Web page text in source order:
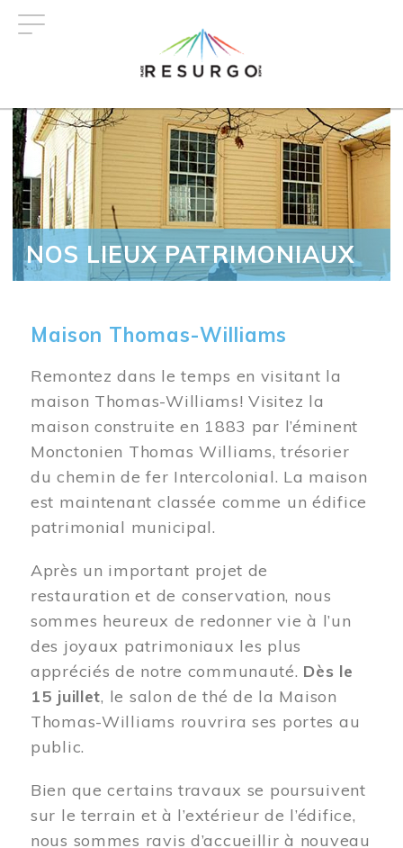
NOS LIEUX PATRIMONIAUX
Maison Thomas-Williams
Remontez dans le temps en visitant la
maison Thomas-Williams! Visitez la
maison construite en 1883 par l’éminent
Monctonien Thomas Williams, trésorier
du chemin de fer Intercolonial. La maison
est maintenant classée comme un édifice
patrimonial municipal.
Après un important projet de
restauration et de conservation, nous
sommes heureux de redonner vie à l’un
des joyaux patrimoniaux les plus
appréciés de notre communauté. Dès le
15 juillet, le salon de thé de la Maison
Thomas-Williams rouvrira ses portes au
public.
Bien que certains travaux se poursuivent
sur le terrain et à l’extérieur de l’édifice,
nous sommes ravis d’accueillir à nouveau